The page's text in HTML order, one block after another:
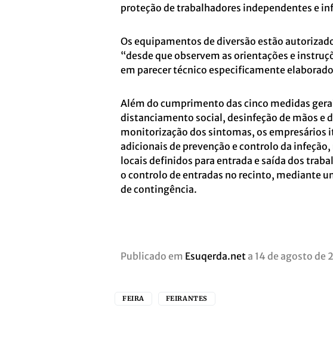
proteção de trabalhadores independentes e
Os equipamentos de diversão estão
“desde que observem as orientações e
em parecer técnico especificamente
Além do cumprimento das cinco medidas
distanciamento social, desinfeção de mãos e
monitorização dos sintomas, os empresários
adicionais de prevenção e controlo da
locais definidos para entrada e saída dos
o controlo de entradas no recinto, mediante
de contingência.
Publicado em Esuqerda.neta 14 de agosto de
FEIRA FEIRANTES